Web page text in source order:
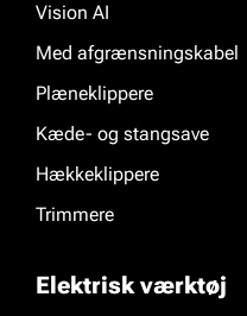
Vision AI
Med afgrænsningskabel
Plæneklippere
Kæde- og stangsave
Hækkeklippere
Trimmere
Elektrisk værktøj